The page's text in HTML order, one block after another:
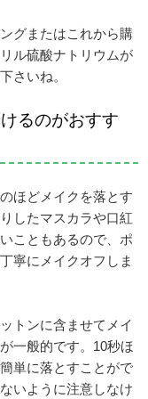
グまたはこれから購
ル硫酸ナトリウムが
さいね。
るのがおすす
ほどメイクを落とす
したマスカラや口紅
こともあるので、ポ
寧にメイクオフしま
トンに含ませてメイ
一般的です。10秒ほ
単に落とすことがで
いように注意しなけ